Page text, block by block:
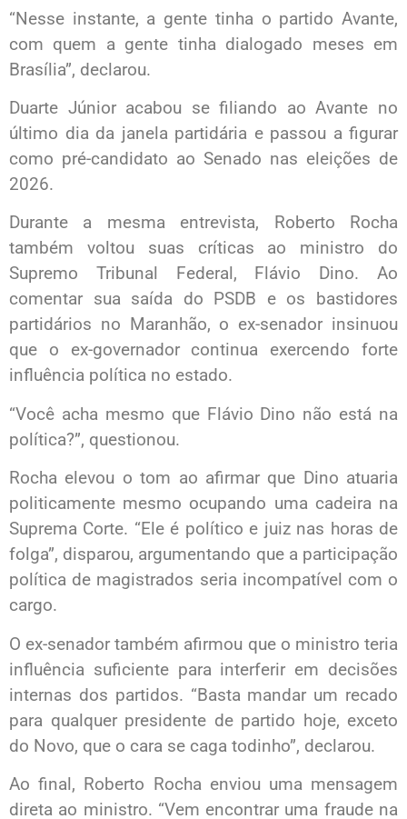
“Nesse instante, a gente tinha o partido Avante,
com quem a gente tinha dialogado meses em
Brasília”, declarou.
Duarte Júnior acabou se filiando ao Avante no
último dia da janela partidária e passou a figurar
como pré-candidato ao Senado nas eleições de
2026.
Durante a mesma entrevista, Roberto Rocha
também voltou suas críticas ao ministro do
Supremo Tribunal Federal, Flávio Dino. Ao
comentar sua saída do PSDB e os bastidores
partidários no Maranhão, o ex-senador insinuou
que o ex-governador continua exercendo forte
influência política no estado.
“Você acha mesmo que Flávio Dino não está na
política?”, questionou.
Rocha elevou o tom ao afirmar que Dino atuaria
politicamente mesmo ocupando uma cadeira na
Suprema Corte. “Ele é político e juiz nas horas de
folga”, disparou, argumentando que a participação
política de magistrados seria incompatível com o
cargo.
O ex-senador também afirmou que o ministro teria
influência suficiente para interferir em decisões
internas dos partidos. “Basta mandar um recado
para qualquer presidente de partido hoje, exceto
do Novo, que o cara se caga todinho”, declarou.
Ao final, Roberto Rocha enviou uma mensagem
direta ao ministro. “Vem encontrar uma fraude na